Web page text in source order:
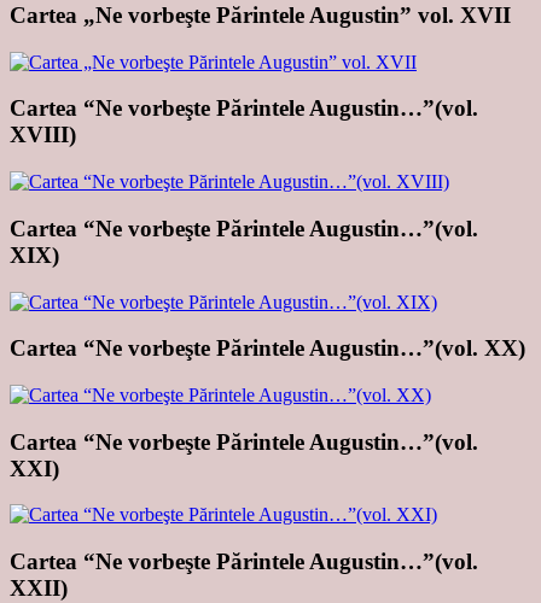
Cartea „Ne vorbeşte Părintele Augustin” vol. XVII
Cartea “Ne vorbeşte Părintele Augustin…”(vol.
XVIII)
Cartea “Ne vorbeşte Părintele Augustin…”(vol.
XIX)
Cartea “Ne vorbeşte Părintele Augustin…”(vol. XX)
Cartea “Ne vorbeşte Părintele Augustin…”(vol.
XXI)
Cartea “Ne vorbeşte Părintele Augustin…”(vol.
XXII)